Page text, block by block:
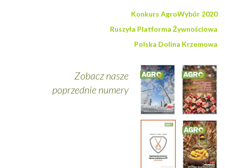
Konkurs AgroWybór 2020
Ruszyła Platforma Żywnościowa
Polska Dolina Krzemowa
Zobacz nasze
poprzednie numery